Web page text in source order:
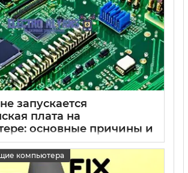
запускается
плата на
основные причины и
устранения
0
компьютера